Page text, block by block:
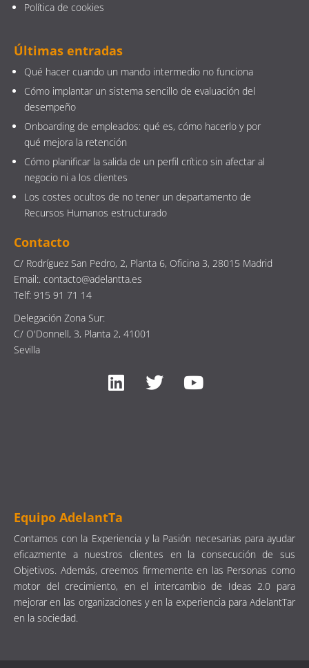
Política de cookies
Últimas entradas
Qué hacer cuando un mando intermedio no funciona
Cómo implantar un sistema sencillo de evaluación del
desempeño
Onboarding de empleados: qué es, cómo hacerlo y por
qué mejora la retención
Cómo planificar la salida de un perfil crítico sin afectar al
negocio ni a los clientes
Los costes ocultos de no tener un departamento de
Recursos Humanos estructurado
Contacto
C/ Rodríguez San Pedro, 2, Planta 6, Oficina 3, 28015 Madrid
Email:. contacto@adelantta.es
Telf: 915 91 71 14
Delegación Zona Sur:
C/ O'Donnell, 3, Planta 2, 41001
Sevilla
Equipo AdelantTa
Contamos con la Experiencia y la Pasión necesarias para ayudar
eficazmente a nuestros clientes en la consecución de sus
Objetivos. Además, creemos firmemente en las Personas como
motor del crecimiento, en el intercambio de Ideas 2.0 para
mejorar en las organizaciones y en la experiencia para AdelantTar
en la sociedad.